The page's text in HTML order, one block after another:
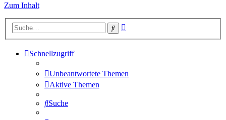
Zum Inhalt
Suche
Schnellzugriff
Unbeantwortete Themen
Aktive Themen
Suche